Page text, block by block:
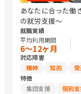
あなたに合った働
の就労支援〜
就職実績
平均利用期間
6〜12ヶ月
対応障害
精神
知的
特徴
集団支援
個別